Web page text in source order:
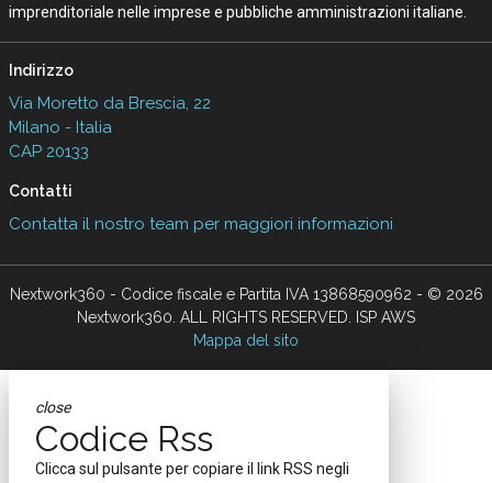
imprenditoriale nelle imprese e pubbliche amministrazioni italiane.
Indirizzo
Via Moretto da Brescia, 22
Milano - Italia
CAP 20133
Contatti
Contatta il nostro team per maggiori informazioni
Nextwork360 - Codice fiscale e Partita IVA 13868590962 - © 2026
Nextwork360. ALL RIGHTS RESERVED. ISP AWS
Mappa del sito
close
Codice Rss
Clicca sul pulsante per copiare il link RSS negli